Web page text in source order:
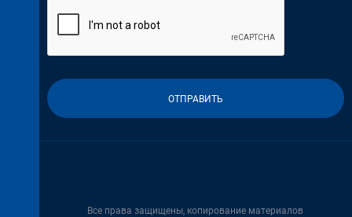
Все права защищены, копирование материалов